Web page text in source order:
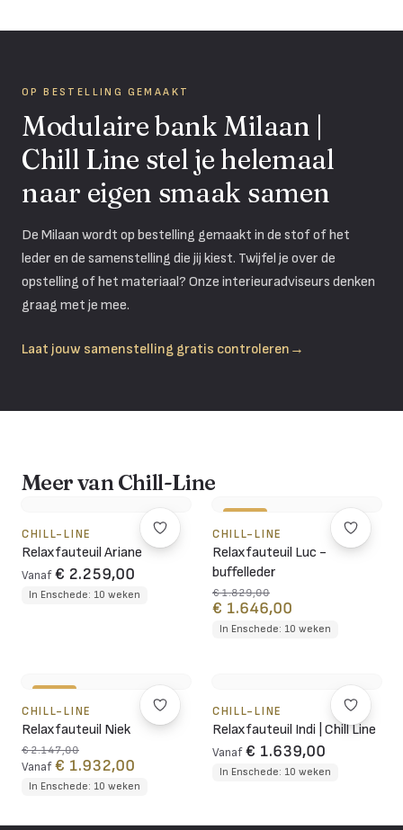
OP BESTELLING GEMAAKT
Modulaire bank Milaan |
Chill Line stel je helemaal
naar eigen smaak samen
De Milaan wordt op bestelling gemaakt in de stof of het
leder en de samenstelling die jij kiest. Twijfel je over de
opstelling of het materiaal? Onze interieuradviseurs denken
graag met je mee.
Laat jouw samenstelling gratis controleren →
Meer van Chill-Line
CHILL-LINE
Relaxfauteuil Ariane
Vanaf € 2.259,00
In Enschede: 10 weken
CHILL-LINE
Relaxfauteuil Luc -
buffelleder
€ 1.829,00
€ 1.646,00
In Enschede: 10 weken
CHILL-LINE
Relaxfauteuil Niek
€ 2.147,00
Vanaf € 1.932,00
In Enschede: 10 weken
CHILL-LINE
Relaxfauteuil Indi | Chill Line
Vanaf € 1.639,00
In Enschede: 10 weken